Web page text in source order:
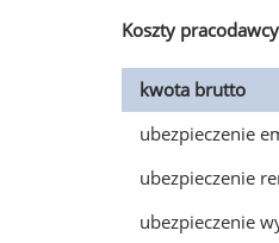
Koszty
kwota brutto
ubezpieczenie
ubezpieczenie
ubezpieczenie